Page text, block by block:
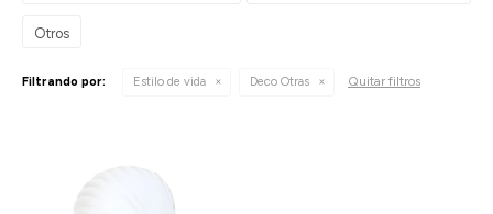
Otros
Filtrando por: Estilo de vida Deco Otras Quitar filtros